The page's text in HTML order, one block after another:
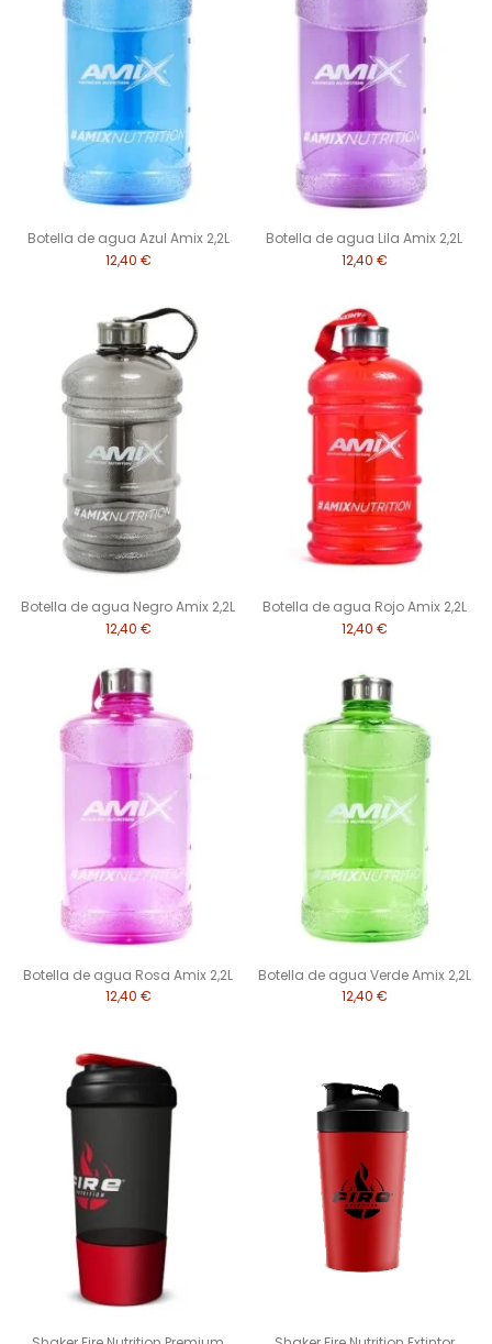
Botella de agua Azul Amix 2,2L
12,40 €
Botella de agua Lila Amix 2,2L
12,40 €
Botella de agua Negro Amix 2,2L
12,40 €
Botella de agua Rojo Amix 2,2L
12,40 €
Botella de agua Rosa Amix 2,2L
12,40 €
Botella de agua Verde Amix 2,2L
12,40 €